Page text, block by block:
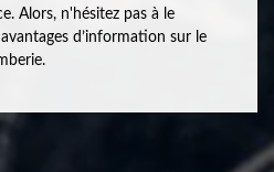
Alors, n'hésitez pas à le
d’information sur le